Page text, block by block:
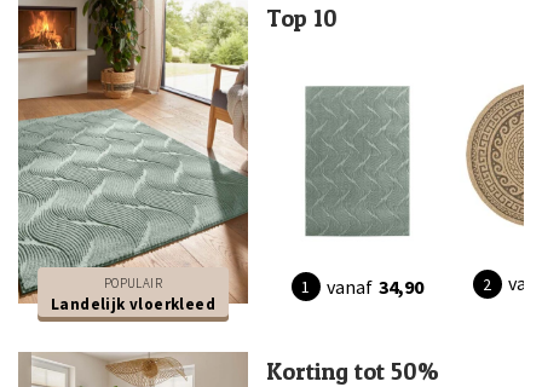
POPULAIR
Landelijk vloerkleed
Top 10
vanaf 34,90
Korting tot 50%